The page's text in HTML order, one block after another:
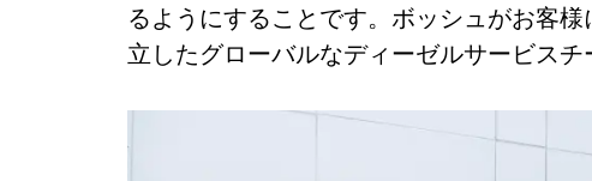
るようにすることです。ボッシュがお客
立したグローバルなディーゼルサービスチ